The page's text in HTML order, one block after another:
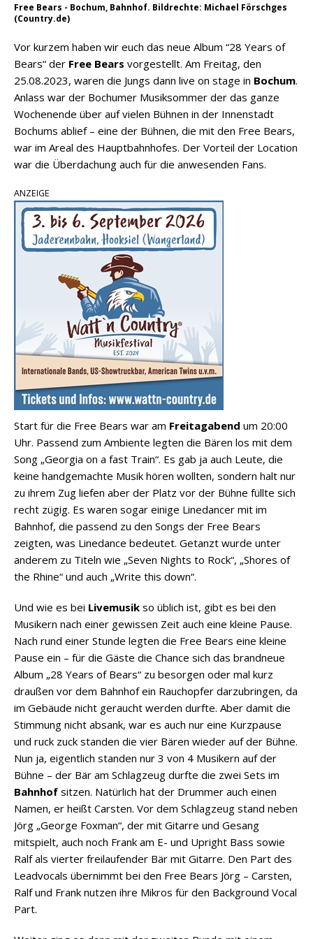
Free Bears - Bochum, Bahnhof. Bildrechte: Michael Förschges
(Country.de)
Vor kurzem haben wir euch das neue Album “28 Years of
Bears“ der Free Bears vorgestellt. Am Freitag, den
25.08.2023, waren die Jungs dann live on stage in Bochum.
Anlass war der Bochumer Musiksommer der das ganze
Wochenende über auf vielen Bühnen in der Innenstadt
Bochums ablief – eine der Bühnen, die mit den Free Bears,
war im Areal des Hauptbahnhofes. Der Vorteil der Location
war die Überdachung auch für die anwesenden Fans.
ANZEIGE
Start für die Free Bears war am Freitagabend um 20:00
Uhr. Passend zum Ambiente legten die Bären los mit dem
Song „Georgia on a fast Train“. Es gab ja auch Leute, die
keine handgemachte Musik hören wollten, sondern halt nur
zu ihrem Zug liefen aber der Platz vor der Bühne füllte sich
recht zügig. Es waren sogar einige Linedancer mit im
Bahnhof, die passend zu den Songs der Free Bears
zeigten, was Linedance bedeutet. Getanzt wurde unter
anderem zu Titeln wie „Seven Nights to Rock“, „Shores of
the Rhine“ und auch „Write this down“.
Und wie es bei Livemusik so üblich ist, gibt es bei den
Musikern nach einer gewissen Zeit auch eine kleine Pause.
Nach rund einer Stunde legten die Free Bears eine kleine
Pause ein – für die Gäste die Chance sich das brandneue
Album „28 Years of Bears“ zu besorgen oder mal kurz
draußen vor dem Bahnhof ein Rauchopfer darzubringen, da
im Gebäude nicht geraucht werden durfte. Aber damit die
Stimmung nicht absank, war es auch nur eine Kurzpause
und ruck zuck standen die vier Bären wieder auf der Bühne.
Nun ja, eigentlich standen nur 3 von 4 Musikern auf der
Bühne – der Bär am Schlagzeug durfte die zwei Sets im
Bahnhof sitzen. Natürlich hat der Drummer auch einen
Namen, er heißt Carsten. Vor dem Schlagzeug stand neben
Jörg „George Foxman“, der mit Gitarre und Gesang
mitspielt, auch noch Frank am E- und Upright Bass sowie
Ralf als vierter freilaufender Bär mit Gitarre. Den Part des
Leadvocals übernimmt bei den Free Bears Jörg – Carsten,
Ralf und Frank nutzen ihre Mikros für den Background Vocal
Part.